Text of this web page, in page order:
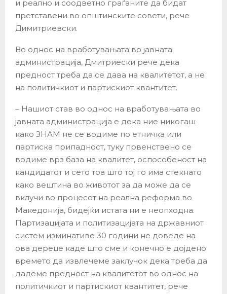
и реално и соодветно граѓаните да бидат
претставени во општинските совети, рече
Димитриевски.
Во однос на вработувањата во јавната
администрација, Дмитриески рече дека
предност треба да се дава на квалитетот, а не
на политичкиот и партискиот квантитет.
– Нашиот став во однос на вработувањата во
јавната администрација е дека ние никогаш
како ЗНАМ не се водиме по етничка или
партиска припадност, туку првенствено се
водиме врз база на квалитет, оспособеност на
кандидатот и сето тоа што тој го има стекнато
како вештина во животот за да може да се
вклучи во процесот на реална реформа во
Македонија, бидејќи истата ни е неопходна.
Партизацијата и политизацијата на државниот
систем изминативе 30 години не доведе на
ова дереџе каде што сме и конечно е дојдено
времето да извлечеме заклучок дека треба да
дадеме предност на квалитетот во однос на
политичкиот и партискиот квантитет, рече